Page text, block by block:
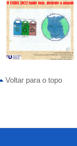
Voltar para o topo